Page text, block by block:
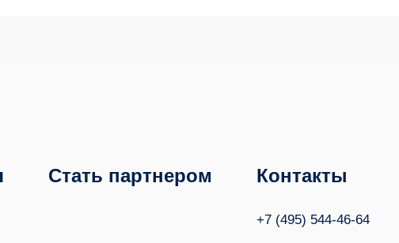
Стать партнером Контакты
+7 (495) 544-46-64